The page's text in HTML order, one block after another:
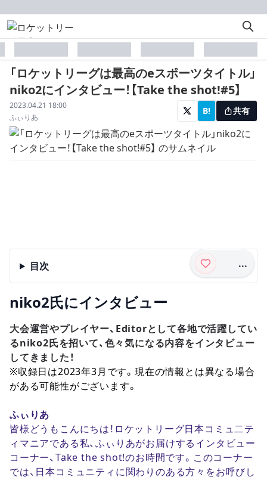
「ロケットリーグは最高のeスポーツタイトル」
niko2にインタビュー！【Take the shot!#5】
配信日
2023.04.21 18:00
著者
ふぃりあ
B! 共有
...
目次
niko2氏にインタビュー
大会運営やプレイヤー、Editorとして各地で活躍してい
るniko2氏を招いて、色々気になる内容をインタビュー
してきました！
※収録日は2023年3月です。現在の情報とは異なる場合
がある可能性がございます。
ふぃりあ
皆様どうもこんにちは！ロケットリーグ日本コミュ二テ
ィマニアである私、ふぃりあがお届けするインタビュー
コーナー、Take the shot!のお時間です。このコーナー
では、日本コミュニティに関わりのある方々をお呼びし